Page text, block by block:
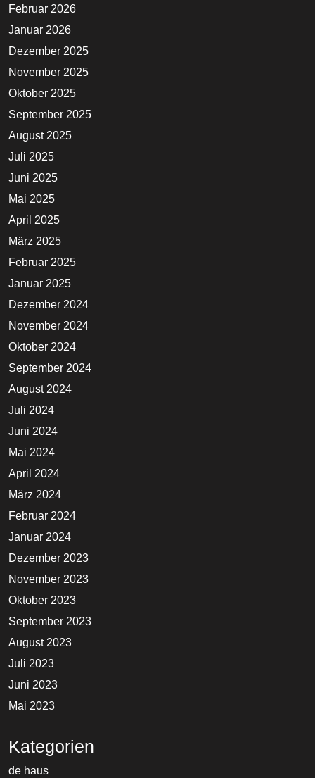
Februar 2026
Januar 2026
Dezember 2025
November 2025
Oktober 2025
September 2025
August 2025
Juli 2025
Juni 2025
Mai 2025
April 2025
März 2025
Februar 2025
Januar 2025
Dezember 2024
November 2024
Oktober 2024
September 2024
August 2024
Juli 2024
Juni 2024
Mai 2024
April 2024
März 2024
Februar 2024
Januar 2024
Dezember 2023
November 2023
Oktober 2023
September 2023
August 2023
Juli 2023
Juni 2023
Mai 2023
Kategorien
de haus